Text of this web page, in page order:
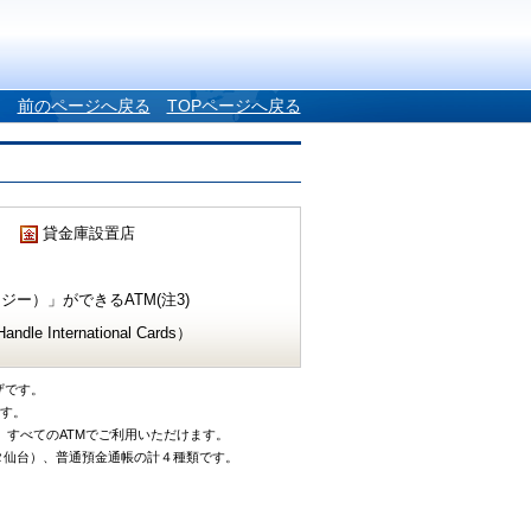
前のページへ戻る TOPページへ戻る
貸金庫設置店
ー）」ができるATM(注3)
International Cards）
す。
。
べてのATMでご利用いただけます。
台）、普通預金通帳の計４種類です。